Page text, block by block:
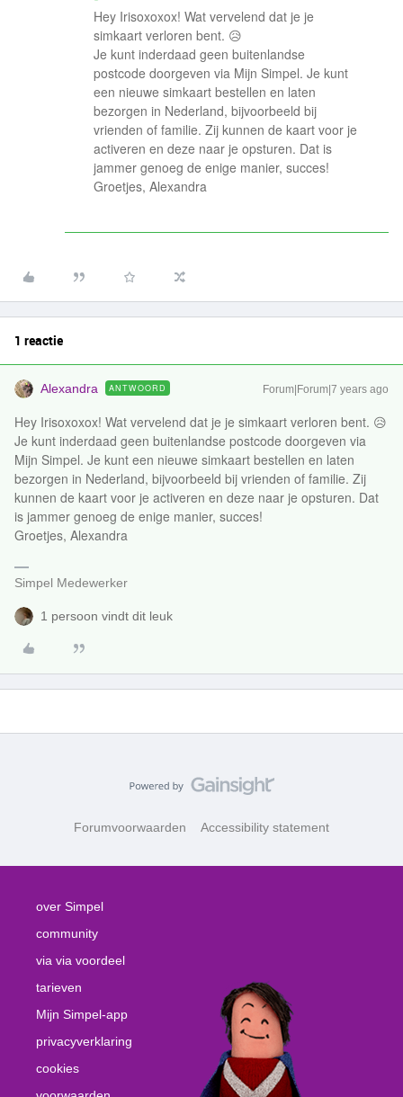
Hey Irisoxoxox! Wat vervelend dat je je
simkaart verloren bent. 😥
Je kunt inderdaad geen buitenlandse
postcode doorgeven via Mijn Simpel. Je kunt
een nieuwe simkaart bestellen en laten
bezorgen in Nederland, bijvoorbeeld bij
vrienden of familie. Zij kunnen de kaart voor je
activeren en deze naar je opsturen. Dat is
jammer genoeg de enige manier, succes!
Groetjes, Alexandra
1 reactie
Alexandra ANTWOORD Forum|Forum|7 years ago
Hey Irisoxoxox! Wat vervelend dat je je simkaart verloren bent. 😥
Je kunt inderdaad geen buitenlandse postcode doorgeven via
Mijn Simpel. Je kunt een nieuwe simkaart bestellen en laten
bezorgen in Nederland, bijvoorbeeld bij vrienden of familie. Zij
kunnen de kaart voor je activeren en deze naar je opsturen. Dat
is jammer genoeg de enige manier, succes!
Groetjes, Alexandra
Simpel Medewerker
1 persoon vindt dit leuk
Forumvoorwaarden Accessibility statement
over Simpel
community
via via voordeel
tarieven
Mijn Simpel-app
privacyverklaring
cookies